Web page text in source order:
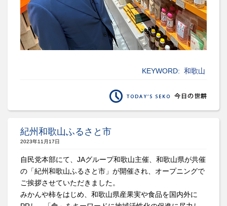
KEYWORD: 和歌山
紀州和歌山ふるさと市
2023年11月17日
自民党本部にて、JAグループ和歌山主催、和歌山県が共催
の「紀州和歌山ふるさと市」が開催され、オープニングで
ご挨拶させていただきました。
みかんや柿をはじめ、和歌山県産果実や食品を国内外に